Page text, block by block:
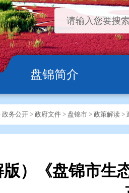
盘锦简介
政务公开 > 政府文件 > 盘锦市 > 政策解读 >
版）《盘锦市